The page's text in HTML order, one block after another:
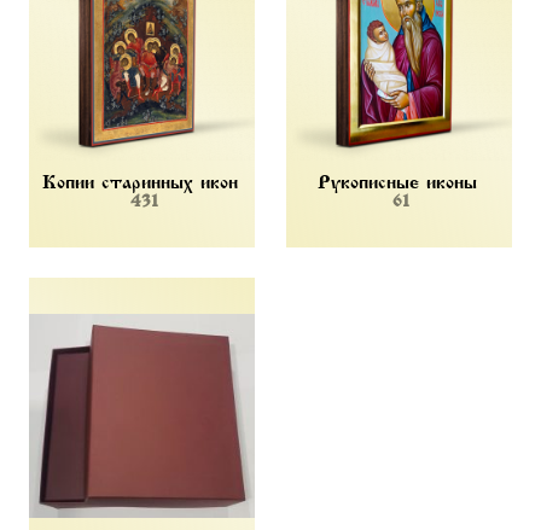
Копии старинных икон
431
Рукописные иконы
61